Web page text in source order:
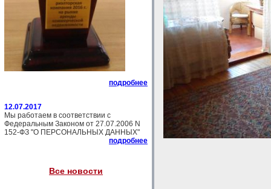
подробнее
12.07.2017
Мы работаем в соответствии с
Федеральным Законом от 27.07.2006 N
152-ФЗ "О ПЕРСОНАЛЬНЫХ ДАННЫХ"
подробнее
Все новости